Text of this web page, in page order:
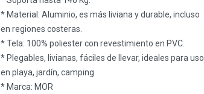
* Material: Aluminio, es más liviana y durable, incluso
en regiones costeras.
* Tela: 100% poliester con revestimiento en PVC.
* Plegables, livianas, fáciles de llevar, ideales para uso
en playa, jardín, camping
* Marca: MOR